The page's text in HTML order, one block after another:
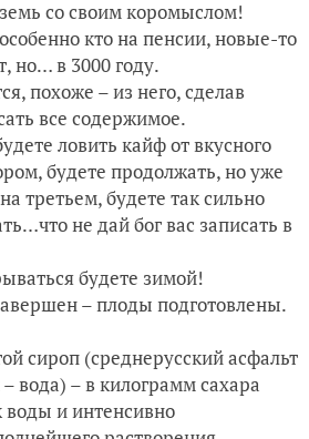
со своим коромыслом!
кто на пенсии, новые-то
но… в 3000 году.
похоже – из него, сделав
все содержимое.
ловить кайф от вкусного
будете продолжать, но уже
третьем, будете так сильно
не дай бог вас записать в
будете зимой!
– плоды подготовлены.
сироп (среднерусский асфальт
вода) – в килограмм сахара
и интенсивно